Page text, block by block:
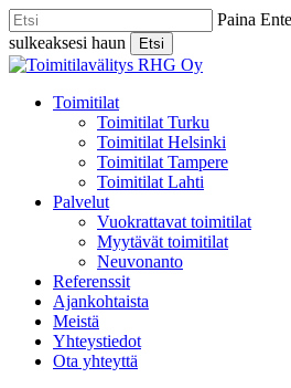
Skip
to
main
content
Paina
sulkeaksesi haun
Etsi
Close
Menu
Toimitilat
Toimitilat Turku
Toimitilat Helsinki
Toimitilat Tampere
Toimitilat Lahti
Palvelut
Vuokrattavat toimitilat
Myytävät toimitilat
Neuvonanto
Referenssit
Ajankohtaista
Meistä
Yhteystiedot
Ota yhteyttä